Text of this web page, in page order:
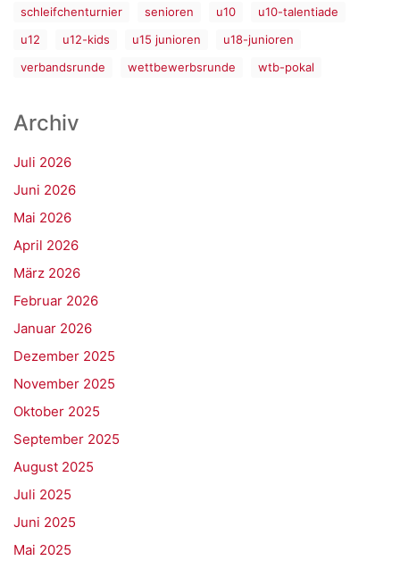
schleifchenturnier
senioren u10
u10-talentiade
u12
u12-kids u15 junioren
u18-junioren
verbandsrunde
wettbewerbsrunde wtb-pokal
Archiv
Juli 2026
Juni 2026
Mai 2026
April 2026
März 2026
Februar 2026
Januar 2026
Dezember 2025
November 2025
Oktober 2025
September 2025
August 2025
Juli 2025
Juni 2025
Mai 2025